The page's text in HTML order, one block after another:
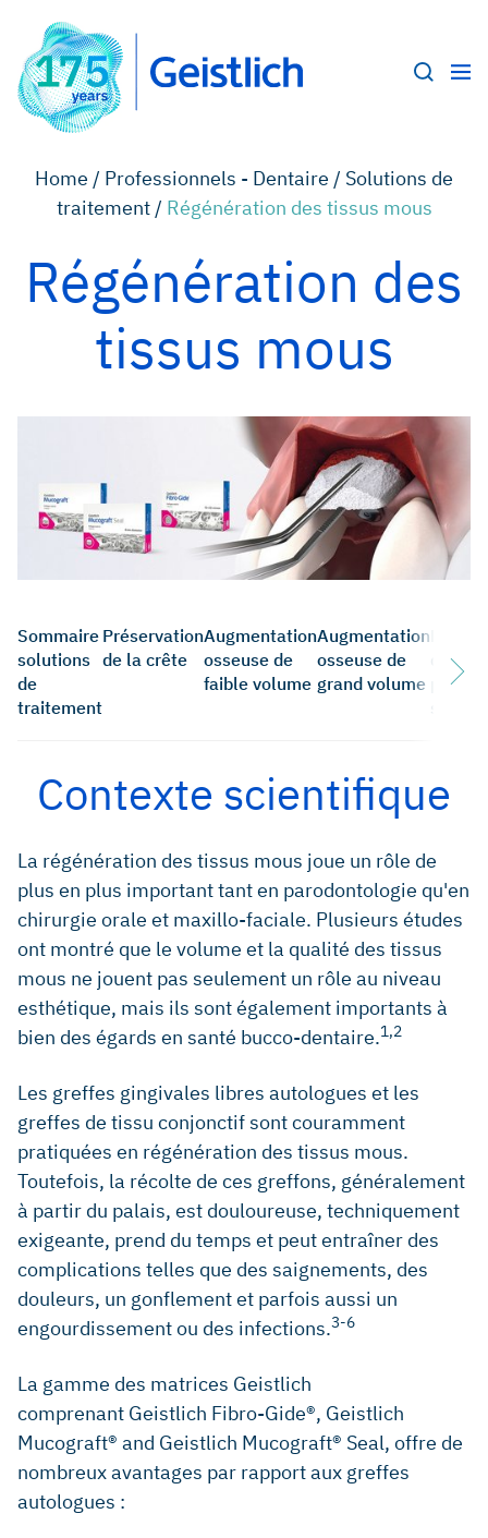
Home / Professionnels - Dentaire / Solutions de
traitement / Régénération des tissus mous
Régénération des
tissus mous
Sommaire
solutions
de
traitement
Préservation
de la crête
Augmentation
osseuse de
faible volume
Augmentation
osseuse de
grand volume
Contexte scientifique
La régénération des tissus mous joue un rôle de
plus en plus important tant en parodontologie qu'en
chirurgie orale et maxillo-faciale. Plusieurs études
ont montré que le volume et la qualité des tissus
mous ne jouent pas seulement un rôle au niveau
esthétique, mais ils sont également importants à
bien des égards en santé bucco-dentaire.1,2
Les greffes gingivales libres autologues et les
greffes de tissu conjonctif sont couramment
pratiquées en régénération des tissus mous.
Toutefois, la récolte de ces greffons, généralement
à partir du palais, est douloureuse, techniquement
exigeante, prend du temps et peut entraîner des
complications telles que des saignements, des
douleurs, un gonflement et parfois aussi un
engourdissement ou des infections.3-6
La gamme des matrices Geistlich
comprenant Geistlich Fibro-Gide®, Geistlich
Mucograft® and Geistlich Mucograft® Seal, offre de
nombreux avantages par rapport aux greffes
autologues :